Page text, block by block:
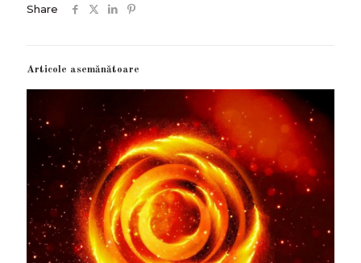
Share
Articole asemănătoare